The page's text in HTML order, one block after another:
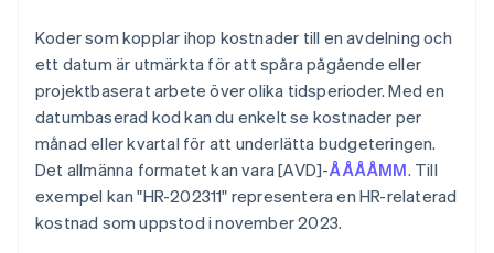
Koder som kopplar ihop kostnader till en avdelning och
ett datum är utmärkta för att spåra pågående eller
projektbaserat arbete över olika tidsperioder. Med en
datumbaserad kod kan du enkelt se kostnader per
månad eller kvartal för att underlätta budgeteringen.
Det allmänna formatet kan vara [AVD]-ÅÅÅÅMM. Till
exempel kan "HR-202311" representera en HR-relaterad
kostnad som uppstod i november 2023.